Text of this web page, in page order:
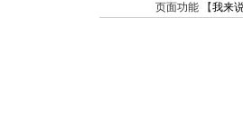
页面功能 【我来